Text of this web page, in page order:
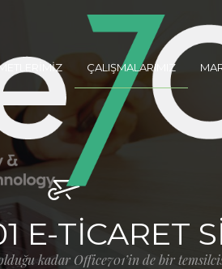
ÇALIŞMALARIMIZ
E-TICARET
kadar Office701’in de bir